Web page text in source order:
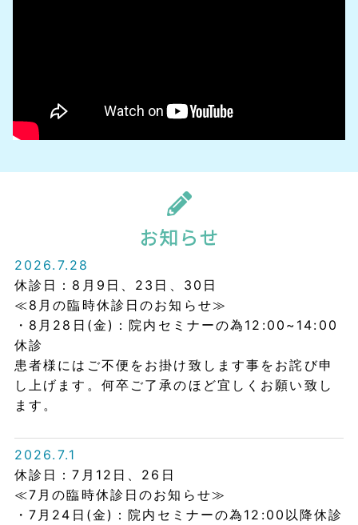
2026.7.28
休診日：8月9日、23日、30日
≪8月の臨時休診日のお知らせ≫
・8月28日(金)：院内セミナーの為12:00~14:00
休診
患者様にはご不便をお掛け致します事をお詫び申
し上げます。何卒ご了承のほど宜しくお願い致し
ます。
2026.7.1
休診日：7月12日、26日
≪7月の臨時休診日のお知らせ≫
・7月24日(金)：院内セミナーの為12:00以降休診